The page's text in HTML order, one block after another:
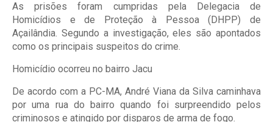
As prisões foram cumpridas pela Delegacia de
Homicídios e de Proteção à Pessoa (DHPP) de
Açailândia. Segundo a investigação, eles são apontados
como os principais suspeitos do crime.
Homicídio ocorreu no bairro Jacu
De acordo com a PC-MA, André Viana da Silva caminhava
por uma rua do bairro quando foi surpreendido pelos
criminosos e atingido por disparos de arma de fogo.